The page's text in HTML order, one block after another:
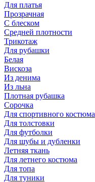
Для платья
Прозрачная
С блеском
Средней плотности
Трикотаж
Для рубашки
Белая
Вискоза
Из денима
Из льна
Плотная рубашка
Сорочка
Для спортивного костюма
Для толстовки
Для футболки
Для шубы и дубленки
Летняя ткань
Для летнего костюма
Для топа
Для туники